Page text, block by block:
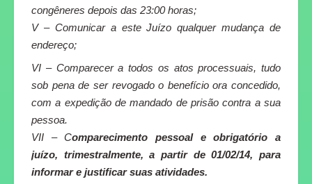
congêneres depois das 23:00 horas;
V – Comunicar a este Juízo qualquer mudança de
endereço;
VI – Comparecer a todos os atos processuais, tudo
sob pena de ser revogado o benefício ora concedido,
com a expedição de mandado de prisão contra a sua
pessoa.
VII – Comparecimento pessoal e obrigatório a
juízo, trimestralmente, a partir de 01/02/14, para
informar e justificar suas atividades.